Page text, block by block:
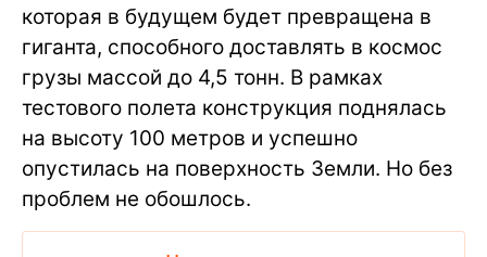
которая в будущем будет превращена в
гиганта, способного доставлять в космос
грузы массой до 4,5 тонн. В рамках
тестового полета конструкция поднялась
на высоту 100 метров и успешно
опустилась на поверхность Земли. Но без
проблем не обошлось.